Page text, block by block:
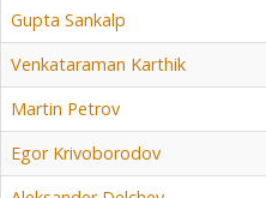
Gupta Sankalp
Venkataraman Karthik
Martin Petrov
Egor Krivoborodov